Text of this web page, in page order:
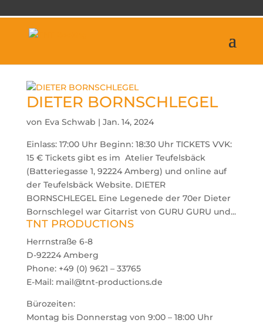
DIETER BORNSCHLEGEL
von Eva Schwab | Jan. 14, 2024
Einlass: 17:00 Uhr Beginn: 18:30 Uhr TICKETS VVK:
15 € Tickets gibt es im Atelier Teufelsbäck
(Batteriegasse 1, 92224 Amberg) und online auf
der Teufelsbäck Website. DIETER
BORNSCHLEGEL Eine Legenede der 70er Dieter
Bornschlegel war Gitarrist von GURU GURU und...
TNT PRODUCTIONS
Herrnstraße 6-8
D-92224 Amberg
Phone: +49 (0) 9621 – 33765
E-Mail: mail@tnt-productions.de
Bürozeiten:
Montag bis Donnerstag von 9:00 – 18:00 Uhr